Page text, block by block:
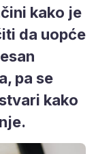
kako je
da uopće
pa se
kako